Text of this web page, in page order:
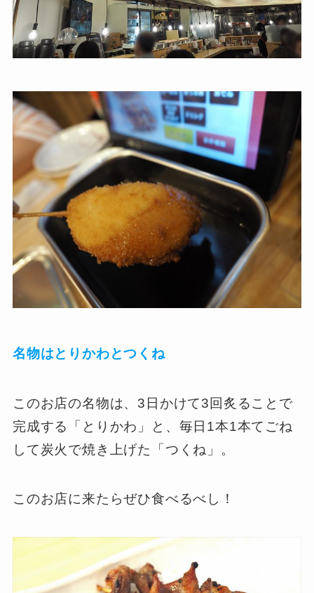
名物はとりかわとつくね
このお店の名物は、3日かけて3回炙ることで
完成する「とりかわ」と、毎日1本1本てごね
して炭火で焼き上げた「つくね」。
このお店に来たらぜひ食べるべし！